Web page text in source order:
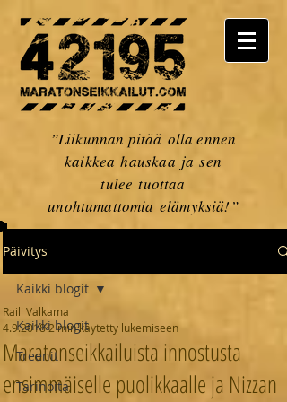
”Liikunnan pitää olla ennen
kaikkea hauskaa ja sen
tulee tuottaa
unohtumattomia elämyksiä!”
Päivitys
Kaikki blogit
Treenit
Tarinoita
Kaikki blogit
Maratonseikkailuista innostusta
ensimmäiselle puolikkaalle ja Nizzan
Raili Valkama
4.9.20182 min käytetty lukemiseen